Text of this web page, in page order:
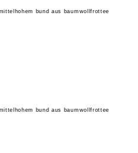
bund aus baumwollfrottee
bund aus baumwollfrottee